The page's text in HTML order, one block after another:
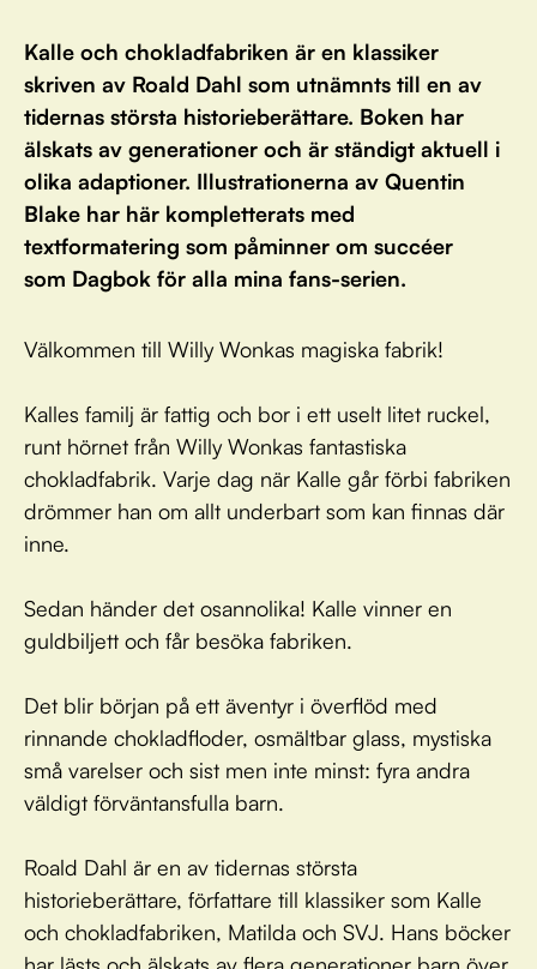
Kalle och chokladfabriken är en klassiker
skriven av Roald Dahl som utnämnts till en av
tidernas största historieberättare. Boken har
älskats av generationer och är ständigt aktuell i
olika adaptioner. Illustrationerna av Quentin
Blake har här kompletterats med
textformatering som påminner om succéer
som Dagbok för alla mina fans-serien.
Välkommen till Willy Wonkas magiska fabrik!
Kalles familj är fattig och bor i ett uselt litet ruckel,
runt hörnet från Willy Wonkas fantastiska
chokladfabrik. Varje dag när Kalle går förbi fabriken
drömmer han om allt underbart som kan finnas där
inne.
Sedan händer det osannolika! Kalle vinner en
guldbiljett och får besöka fabriken.
Det blir början på ett äventyr i överflöd med
rinnande chokladfloder, osmältbar glass, mystiska
små varelser och sist men inte minst: fyra andra
väldigt förväntansfulla barn.
Roald Dahl är en av tidernas största
historieberättare, författare till klassiker som Kalle
och chokladfabriken, Matilda och SVJ. Hans böcker